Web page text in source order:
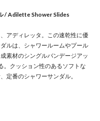
/ Adilette Shower Slides
アディレッタ。この速乾性に優
ルは、シャワールームやプール
素材のシングルバンデージアッ
。クッション性のあるソフトな
定番のシャワーサンダル。